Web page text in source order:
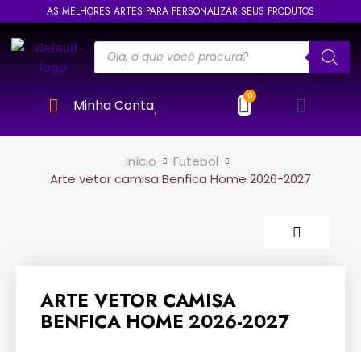
AS MELHORES ARTES PARA PERSONALIZAR SEUS PRODUTOS
Minha Conta
Início
Futebol
Arte vetor camisa Benfica Home 2026-2027
ARTE VETOR CAMISA
BENFICA HOME 2026-2027